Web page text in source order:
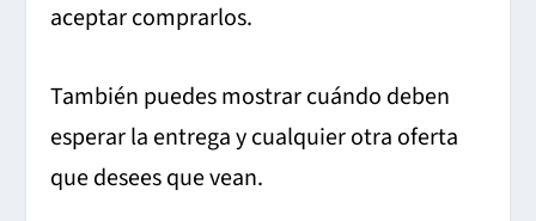
aceptar comprarlos.
También puedes mostrar cuándo deben
esperar la entrega y cualquier otra oferta
que desees que vean.